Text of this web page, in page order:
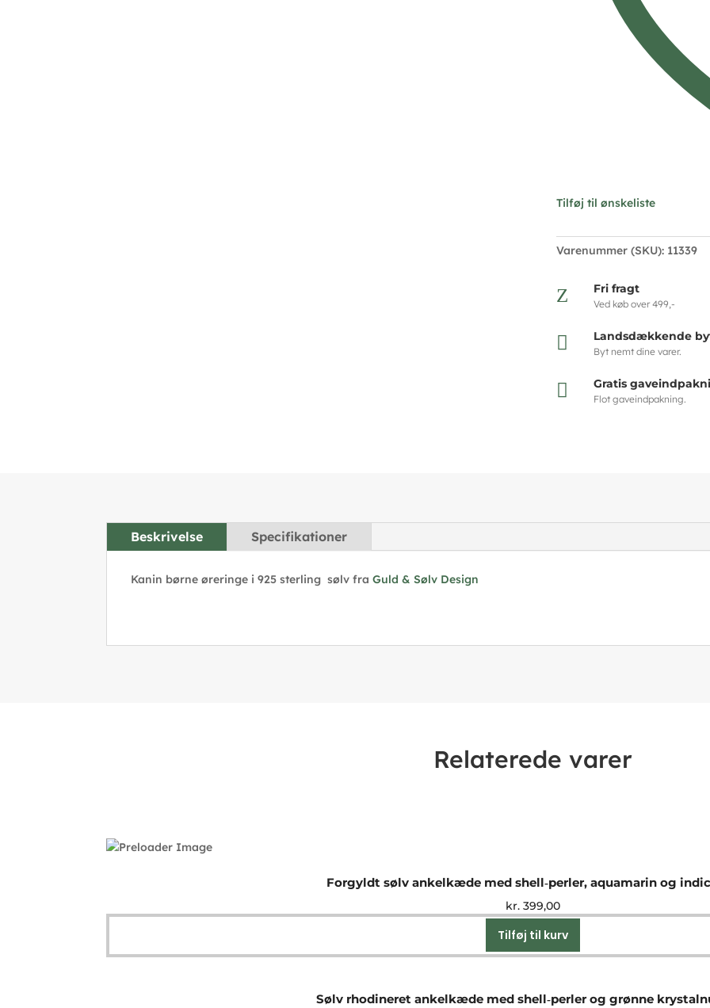
Tilføj til ønskeliste
Varenummer (SKU): 11339
Z Fri fragt
Ved køb over 499,-
 Landsdækkende
Byt nemt dine varer.
 Gratis
Flot gaveindpakning.
Beskrivelse Specifikationer
Kanin børne øreringe i 925 sterling sølv fraGuld & Sølv Design
Relaterede varer
Forgyldt sølv ankelkæde med shell‑perler, aquamarin og
kr.399,00
Tilføj til kurv
Sølv rhodineret ankelkæde med shell‑perler og grønne